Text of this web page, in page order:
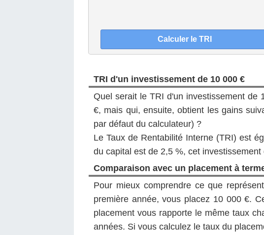
TRI d'un investissement de 10 000 €
Quel serait le TRI d'un investissement
€, mais qui, ensuite, obtient les gains
par défaut du calculateur) ?
Le Taux de Rentabilité Interne (TRI) est
du capital est de 2,5 %, cet investissement
Comparaison avec un placement à
Pour mieux comprendre ce que
première année, vous placez 10 000 €.
placement vous rapporte le même taux
années. Si vous calculez le taux du